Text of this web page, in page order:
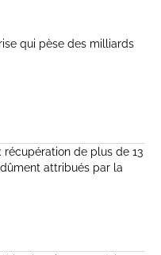
qui pèse des milliards
récupération de plus de 13
attribués par la